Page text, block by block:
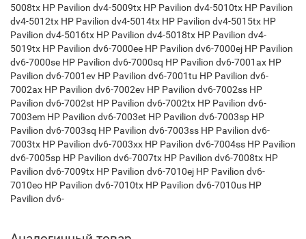
5008tx HP Pavilion dv4-5009tx HP Pavilion dv4-5010tx HP Pavilion
dv4-5012tx HP Pavilion dv4-5014tx HP Pavilion dv4-5015tx HP
Pavilion dv4-5016tx HP Pavilion dv4-5018tx HP Pavilion dv4-
5019tx HP Pavilion dv6-7000ee HP Pavilion dv6-7000ej HP Pavilion
dv6-7000se HP Pavilion dv6-7000sq HP Pavilion dv6-7001ax HP
Pavilion dv6-7001ev HP Pavilion dv6-7001tu HP Pavilion dv6-
7002ax HP Pavilion dv6-7002ev HP Pavilion dv6-7002ss HP
Pavilion dv6-7002st HP Pavilion dv6-7002tx HP Pavilion dv6-
7003em HP Pavilion dv6-7003et HP Pavilion dv6-7003sp HP
Pavilion dv6-7003sq HP Pavilion dv6-7003ss HP Pavilion dv6-
7003tx HP Pavilion dv6-7003xx HP Pavilion dv6-7004ss HP Pavilion
dv6-7005sp HP Pavilion dv6-7007tx HP Pavilion dv6-7008tx HP
Pavilion dv6-7009tx HP Pavilion dv6-7010ej HP Pavilion dv6-
7010eo HP Pavilion dv6-7010tx HP Pavilion dv6-7010us HP
Pavilion dv6-